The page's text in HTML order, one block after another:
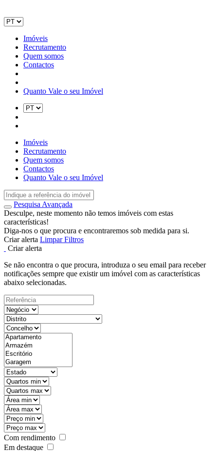
Imóveis
Recrutamento
Quem somos
Contactos
Quanto Vale o seu Imóvel
Imóveis
Recrutamento
Quem somos
Contactos
Quanto Vale o seu Imóvel
Pesquisa Avançada
Desculpe, neste momento não temos imóveis com estas
características!
Diga-nos o que procura e encontraremos sob medida para si.
Criar alerta Limpar Filtros
Criar alerta
Se não encontra o que procura, introduza o seu email para receber
notificações sempre que existir um imóvel com as características
abaixo selecionadas.
Com rendimento
Em destaque